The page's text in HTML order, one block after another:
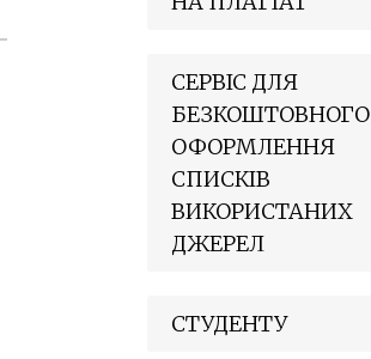
СЕРВІС ДЛЯ
БЕЗКОШТОВНОГО
ОФОРМЛЕННЯ
СПИСКІВ
ВИКОРИСТАНИХ
ДЖЕРЕЛ
СТУДЕНТУ